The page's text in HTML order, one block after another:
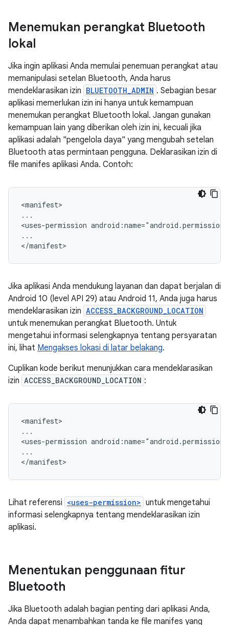
Menemukan perangkat Bluetooth
lokal
Jika ingin aplikasi Anda memulai penemuan perangkat atau
memanipulasi setelan Bluetooth, Anda harus
mendeklarasikan izin BLUETOOTH_ADMIN . Sebagian besar
aplikasi memerlukan izin ini hanya untuk kemampuan
menemukan perangkat Bluetooth lokal. Jangan gunakan
kemampuan lain yang diberikan oleh izin ini, kecuali jika
aplikasi adalah "pengelola daya" yang mengubah setelan
Bluetooth atas permintaan pengguna. Deklarasikan izin di
file manifes aplikasi Anda. Contoh:
<manifest>
...
<uses-permission
...
Jika aplikasi Anda mendukung layanan dan dapat berjalan di
Android 10 (level API 29) atau Android 11, Anda juga harus
mendeklarasikan izin ACCESS_BACKGROUND_LOCATION
untuk menemukan perangkat Bluetooth. Untuk
mengetahui informasi selengkapnya tentang persyaratan
ini, lihat Mengakses lokasi di latar belakang.
Cuplikan kode berikut menunjukkan cara mendeklarasikan
izin ACCESS_BACKGROUND_LOCATION :
<manifest>
...
<uses-permission
...
Lihat referensi <uses-permission> untuk mengetahui
informasi selengkapnya tentang mendeklarasikan izin
aplikasi.
Menentukan penggunaan fitur
Bluetooth
Jika Bluetooth adalah bagian penting dari aplikasi Anda,
Anda dapat menambahkan tanda ke file manifes yang